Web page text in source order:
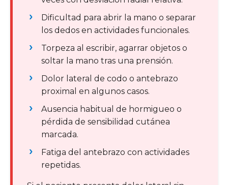
Dificultad para abrir la mano o separar
los dedos en actividades funcionales.
Torpeza al escribir, agarrar objetos o
soltar la mano tras una prensión.
Dolor lateral de codo o antebrazo
proximal en algunos casos.
Ausencia habitual de hormigueo o
pérdida de sensibilidad cutánea
marcada.
Fatiga del antebrazo con actividades
repetidas.